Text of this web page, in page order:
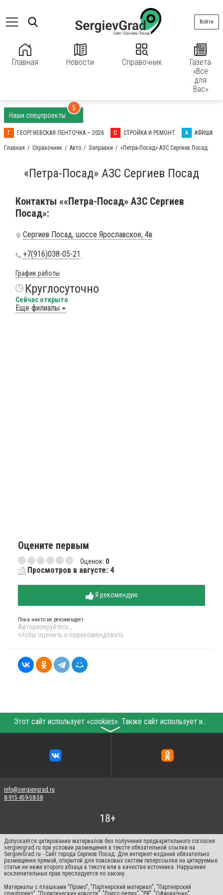
Главная Новости Справочник
Газета
«Все
для
Вас»
Войти
Наши спецпроекты
5
Г ГЕОРГИЕВСКАЯ ЛЕНТОЧКА – 2026 С СТРОЙКА И РЕМОНТ А АФИША
Главная Справочник Авто Заправки «Петра-Посад» АЗС Сергиев Посад
«Петра-Посад» АЗС Сергиев Посад
Контакты ««Петра-Посад» АЗС Сергиев
Посад»:
Сергиев Посад, шоссе Ярославское, 4в
+7(916)038-05-21
График работы
Круглосуточно
Сейчас открыто
Еще филиалы
Оцените первым
Оценок: 0
Просмотров в августе: 4
Я рекомендую
Пока никто не рекомендует
Авторизируйтесь ,
чтобы оценить и порекомендовать
Этот сайт использует «cookies». Также сайт использует интернет-сервис для сбора технических данных касательно посетителей с целью получения маркетинговой и статистической информации. Условия обработки данных посетителей сайта см.
〉
info@sergievgrad.ru
8-915-459-58-58
Допускается цитирование материалов без получения предварительного согласия
sergievgrad.ru при условии размещения в тексте обязательной ссылки на
SergievGrad.ru - Сайт города Сергиев Посад. Для интернет-изданий обязательно
размещение прямой, открытой для поисковых систем гиперссылки на цитируемые
статьи не ниже второго абзаца в тексте или в качестве источника. Нарушение
исключительных прав преследуется по закону.
Материалы с плашками "Промо", "Партнерский материал", "Партнерский
спецпроект", "Политические новости", "Пресс-релиз", "PR", "Официально"